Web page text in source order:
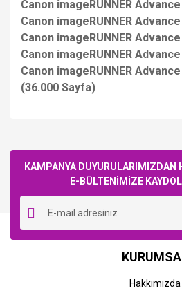
Canon imageRUNNER Advance
Canon imageRUNNER Advance
Canon imageRUNNER Advance
Canon imageRUNNER Advance
Canon imageRUNNER Advance
(36.000 Sayfa)
Yorum Yaz
Advance C3300 Yazıcı (C-
KAMPANYA DUYURULARIMIZDAN
E-BÜLTENİMİZE
Hakkımızda